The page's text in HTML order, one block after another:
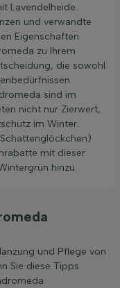
Lavendelheide.
und verwandte
Eigenschaften
zu Ihrem
die sowohl
sind im
nicht nur Zierwert,
im Winter.
mit dieser
hinzu.
und Pflege von
Sie diese Tipps